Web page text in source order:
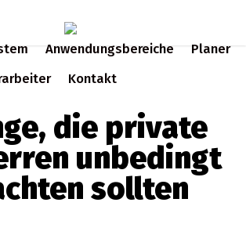
Anwendungsbereiche
Planer
Kontakt
die private
unbedingt
sollten